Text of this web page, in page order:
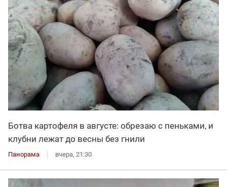
Ботва картофеля в августе: обрезаю с пеньками, и
клубни лежат до весны без гнили
Панорама вчера, 21:30